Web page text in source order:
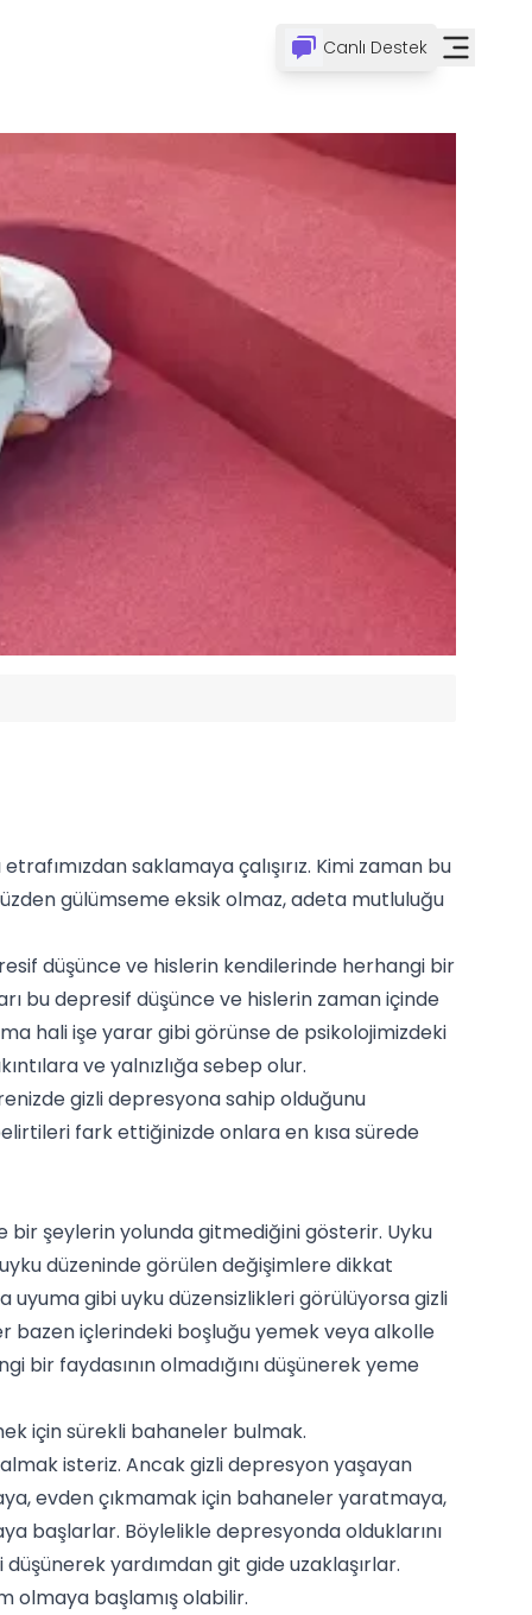
Canlı Destek
saklamaya çalışırız. Kimi zaman bu
gülümseme eksik olmaz, adeta mutluluğu
düşünce ve hislerin kendilerinde herhangi bir
bu depresif düşünce ve hislerin zaman içinde
hali işe yarar gibi görünse de psikolojimizdeki
ve yalnızlığa sebep olur.
gizli depresyona sahip olduğunu
fark ettiğinizde onlara en kısa sürede
bir şeylerin yolunda gitmediğini gösterir. Uyku
düzeninde görülen değişimlere dikkat
gibi uyku düzensizlikleri görülüyorsa gizli
bazen içlerindeki boşluğu yemek veya alkolle
bir faydasının olmadığını düşünerek yeme
için sürekli bahaneler bulmak.
isteriz. Ancak gizli depresyon yaşayan
evden çıkmamak için bahaneler yaratmaya,
başlarlar. Böylelikle depresyonda olduklarını
yardımdan git gide uzaklaşırlar.
olmaya başlamış olabilir.